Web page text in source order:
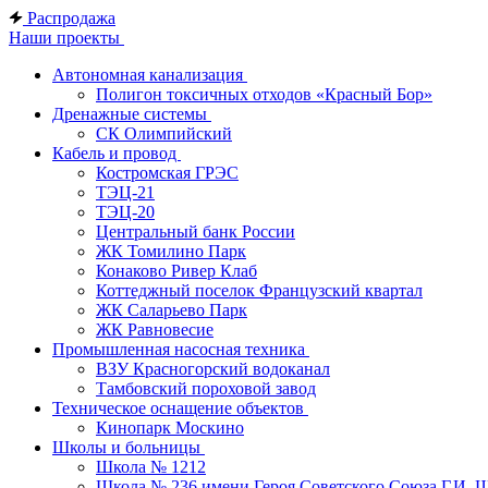
Распродажа
Наши проекты
Автономная канализация
Полигон токсичных отходов «Красный Бор»
Дренажные системы
СК Олимпийский
Кабель и провод
Костромская ГРЭС
ТЭЦ-21
ТЭЦ-20
Центральный банк России
ЖК Томилино Парк
Конаково Ривер Клаб
Коттеджный поселок Французский квартал
ЖК Саларьево Парк
ЖК Равновесие
Промышленная насосная техника
ВЗУ Красногорский водоканал
Тамбовский пороховой завод
Техническое оснащение объектов
Кинопарк Москино
Школы и больницы
Школа № 1212